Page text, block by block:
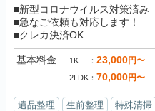
■新型コロナウイルス対策済み
■急なご依頼も対応します！
■クレカ決済OK...
基本料金 1K 23,000円〜
2LDK 70,000円〜
遺品整理 生前整理 特殊清掃